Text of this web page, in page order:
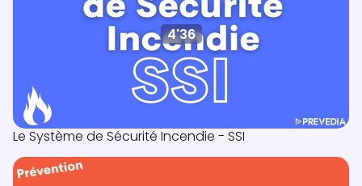
4'36
Le Système de Sécurité Incendie - SSI